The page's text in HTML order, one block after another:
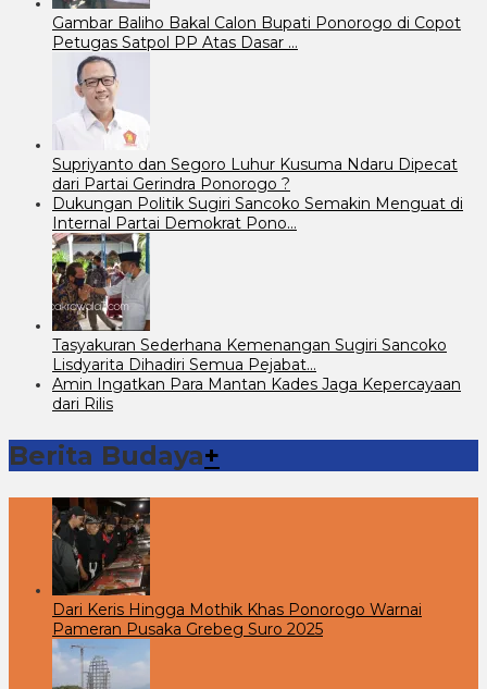
Gambar Baliho Bakal Calon Bupati Ponorogo di Copot
Petugas Satpol PP Atas Dasar …
Supriyanto dan Segoro Luhur Kusuma Ndaru Dipecat
dari Partai Gerindra Ponorogo ?
Dukungan Politik Sugiri Sancoko Semakin Menguat di
Internal Partai Demokrat Pono…
Tasyakuran Sederhana Kemenangan Sugiri Sancoko
Lisdyarita Dihadiri Semua Pejabat…
Amin Ingatkan Para Mantan Kades Jaga Kepercayaan
dari Rilis
Berita Budaya+
Dari Keris Hingga Mothik Khas Ponorogo Warnai
Pameran Pusaka Grebeg Suro 2025